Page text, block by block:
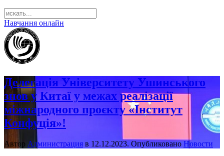
Навчання онлайн
Делегація Університету Ушинського
знов у Китаї у межах реалізації
міжнародного проєкту «Інститут
Конфуція»!
Автор Администрация в 12.12.2023. Опубликовано Новости